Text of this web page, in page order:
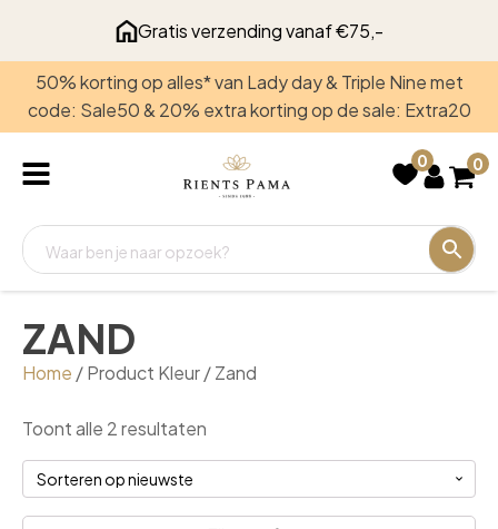
Gratis verzending vanaf €75,-
50% korting op alles* van Lady day & Triple Nine met
code: Sale50 & 20% extra korting op de sale: Extra20
0 0
ZAND
Home / Product Kleur / Zand
Toont alle 2 resultaten
op
Recent
bekeken